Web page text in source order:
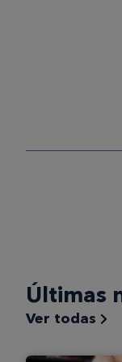
Últimas
Ver todas